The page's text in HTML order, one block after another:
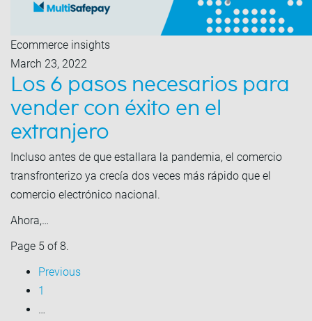
Ecommerce insights
March 23, 2022
Los 6 pasos necesarios para
vender con éxito en el
extranjero
Incluso antes de que estallara la pandemia, el comercio
transfronterizo ya crecía dos veces más rápido que el
comercio electrónico nacional.
Ahora,…
Page 5 of 8.
Previous
1
…